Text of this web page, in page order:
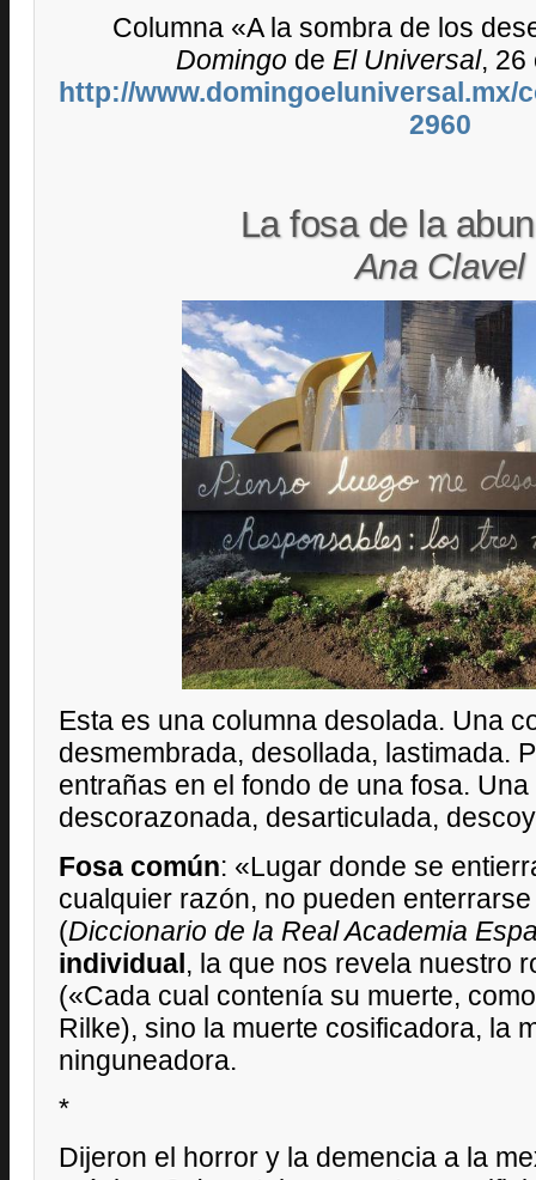
Columna «A la sombra de los
Domingo deEl Universal, 26
http://www.domingoeluniversal.mx/
2960
La fosa de la
Ana Clavel
Esta es una columna desolada. Una
desmembrada, desollada, lastimada.
entrañas en el fondo de una fosa.
descorazonada, desarticulada,
Fosa común: «Lugar donde se
cualquier razón, no pueden
(Diccionario de la Real Academia
individual, la que nos revela nuestro
(«Cada cual contenía su muerte,
Rilke), sino la muerte cosificadora, la
ninguneadora.
*
Dijeron el horror y la demencia a la